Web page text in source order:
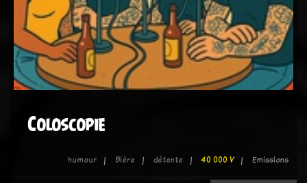
Coloscopie
humour Bière détente 40 000 V Emissions